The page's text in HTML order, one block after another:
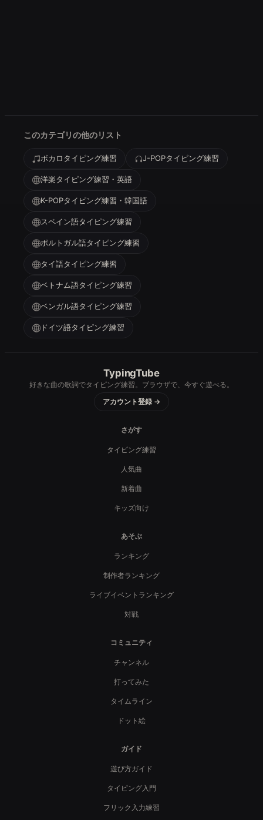
このカテゴリの他のリスト
ボカロタイピング練習 J-POPタイピング練習
洋楽タイピング練習・英語
K-POPタイピング練習・韓国語
スペイン語タイピング練習
ポルトガル語タイピング練習
タイ語タイピング練習
ベトナム語タイピング練習
ベンガル語タイピング練習
ドイツ語タイピング練習
TypingTube
好きな曲の歌詞でタイピング練習。ブラウザで、今すぐ遊べる。
アカウント登録 →
さがす
タイピング練習
人気曲
新着曲
キッズ向け
あそぶ
ランキング
制作者ランキング
ライブイベントランキング
対戦
コミュニティ
チャンネル
打ってみた
タイムライン
ドット絵
ガイド
遊び方ガイド
タイピング入門
フリック入力練習